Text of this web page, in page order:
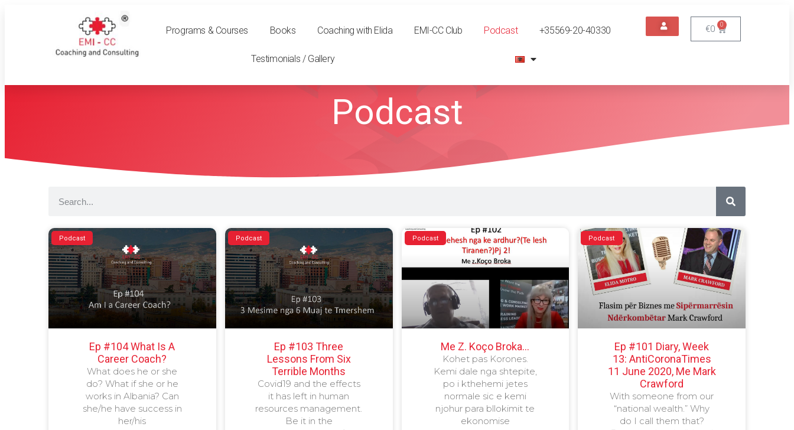
Programs & Courses Books Coaching with Elida EMI-CC Club Podcast +35569-20-40330
Testimonials / Gallery
€0 0
Podcast
Podcast
Ep #104 What Is A
Career Coach?
What does he or she
do? What if she or he
works in Albania? Can
she/he have success in
her/his
Podcast
Ep #103 Three
Lessons From Six
Terrible Months
Covid19 and the effects
it has left in human
resources management.
Be it in the
Podcast
Me Z. Koço Broka…
Kohet pas Korones.
Kemi dale nga shtepite,
po i kthehemi jetes
normale sic e kemi
njohur para bllokimit te
ekonomise
Podcast
Ep #101 Diary, Week
13: AntiCoronaTimes
11 June 2020, Me Mark
Crawford
With someone from our
“national wealth.” Why
do I call them that?